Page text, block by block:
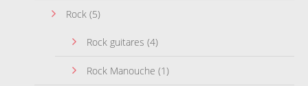
Rock (5)
Rock guitares (4)
Rock Manouche (1)